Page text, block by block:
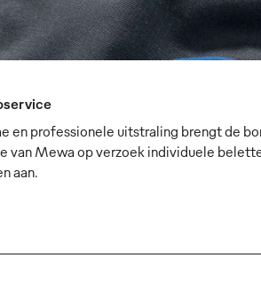
en professionele uitstraling brengt de
van Mewa op verzoek individuele
aan.